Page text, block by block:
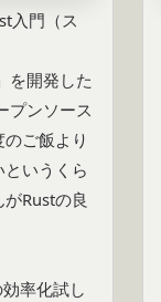
入門（ス
を開発した
プンソース
ご飯より
いうくら
Rustの良
率化試し